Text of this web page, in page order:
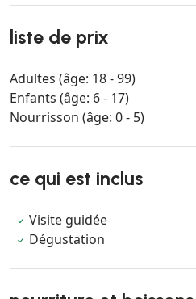
liste de prix
Adultes (âge: 18 - 99)
Enfants (âge: 6 - 17)
Nourrisson (âge: 0 - 5)
ce qui est inclus
Visite guidée
Dégustation